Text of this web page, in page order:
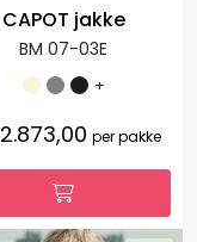
CAPOT jakke
BM 07-03E
+
2.873,00 per pakke